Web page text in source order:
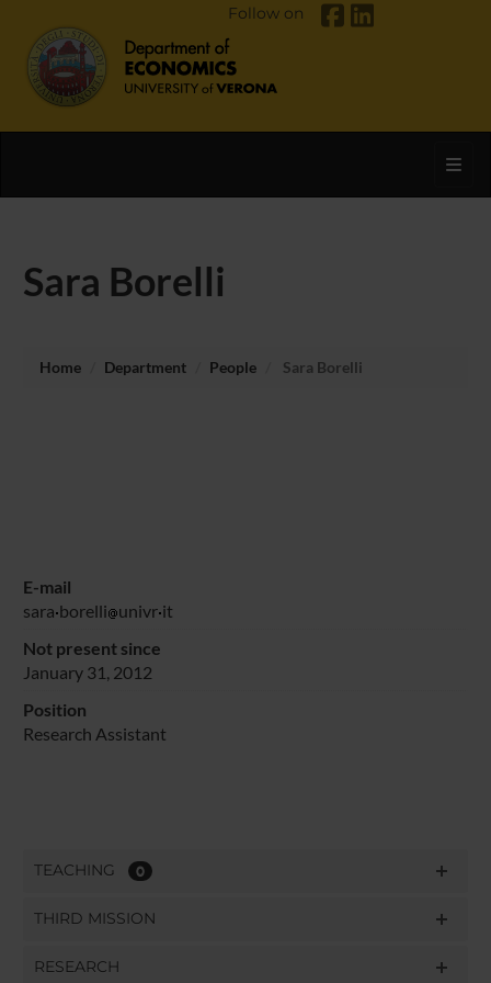
Follow on
Sara Borelli
Home Department People Sara Borelli
E-mail
sara borelli univr it
Not present since
January 31, 2012
Position
Research Assistant
TEACHING 0
THIRD MISSION
RESEARCH